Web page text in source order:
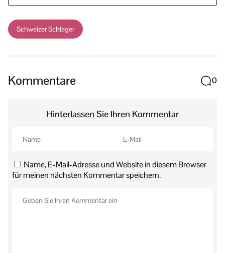
Schweizer Schlager
Kommentare 0
Hinterlassen Sie Ihren Kommentar
Name, E-Mail-Adresse und Website in diesem Browser
für meinen nächsten Kommentar speichern.